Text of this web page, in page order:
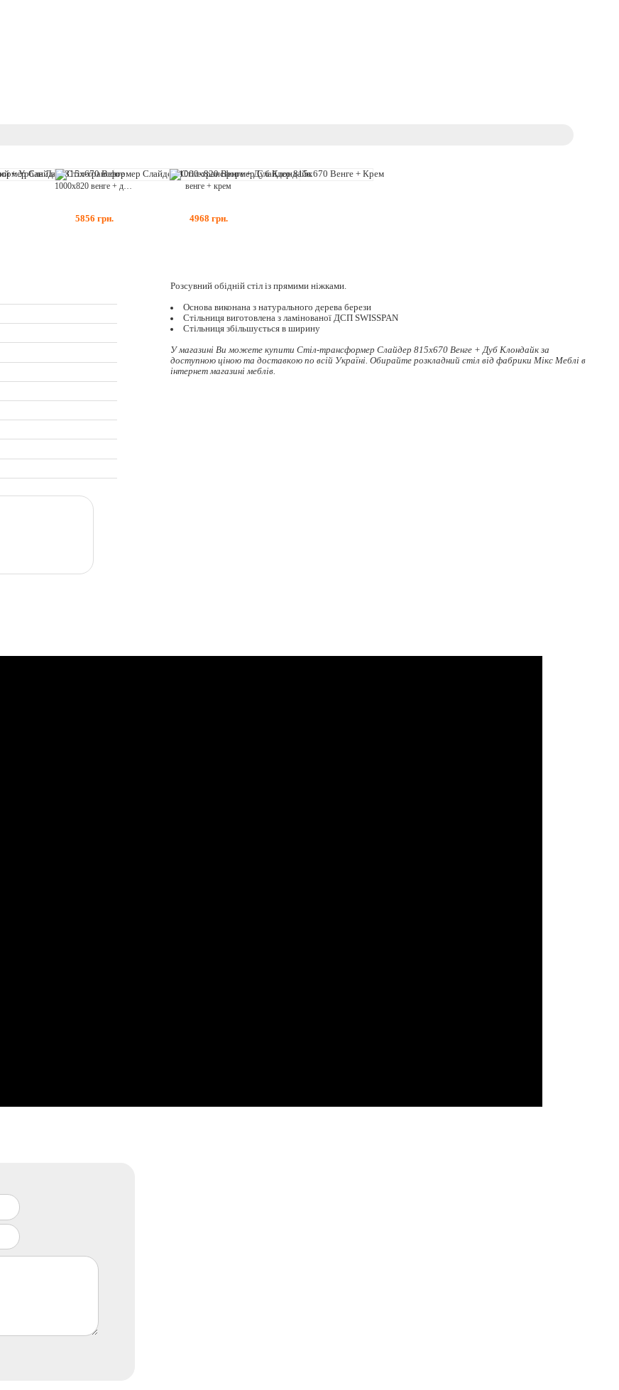
5856 грн.
венге + крем
4968 грн.
Розсувний обідній стіл із прямими ніжками.
Основа виконана з натурального дерева берези
Стільниця виготовлена з ламінованої ДСП SWISSPAN
Стільниця збільшується в ширину
У магазині Ви можете купити Стіл-трансформер Слайдер 815x670 Венге + Дуб Клондайк за
доступною ціною та доставкою по всій Україні. Обирайте розкладний стілвід фабрики Мікс Меблі в
інтернет магазині меблів.